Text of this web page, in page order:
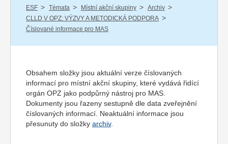
ESF / Témata / Místní akční skupiny / Archiv /
CLLD V OPZ: VÝZVY A METODICKÁ PODPORA /
Číslované informace pro MAS
Obsahem složky jsou aktuální verze číslovaných
informací pro místní akční skupiny, které vydává řidící
orgán OPZ jako podpůrný nástroj pro MAS.
Dokumenty jsou řazeny sestupně dle data zveřejnění
číslovaných informací. Neaktuální informace jsou
přesunuty do složky archiv.